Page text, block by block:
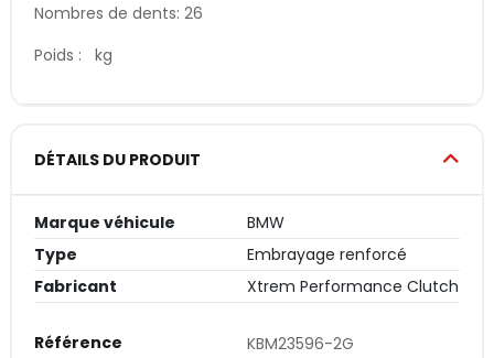
Nombres de dents: 26
Poids : kg
DÉTAILS DU PRODUIT
Marque véhicule
BMW
Type
Embrayage renforcé
Fabricant
Xtrem Performance Clutch
Référence KBM23596-2G